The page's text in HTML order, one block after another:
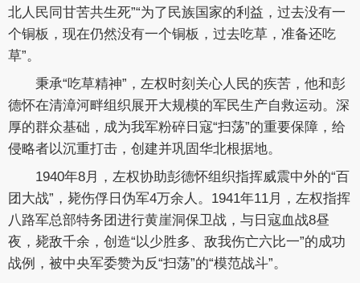
北人民同甘苦共生死”“为了民族国家的利益，过去没有一
个铜板，现在仍然没有一个铜板，过去吃草，准备还吃
草”。
秉承“吃草精神”，左权时刻关心人民的疾苦，他和彭
德怀在清漳河畔组织展开大规模的军民生产自救运动。深
厚的群众基础，成为我军粉碎日寇“扫荡”的重要保障，给
侵略者以沉重打击，创建并巩固华北根据地。
1940年8月，左权协助彭德怀组织指挥威震中外的“百
团大战”，毙伤俘日伪军4万余人。1941年11月，左权指挥
八路军总部特务团进行黄崖洞保卫战，与日寇血战8昼
夜，毙敌千余，创造“以少胜多、敌我伤亡六比一”的成功
战例，被中央军委赞为反“扫荡”的“模范战斗”。